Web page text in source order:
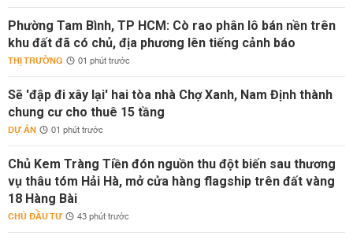
Phường Tam Bình, TP HCM: Cò rao phân lô bán nền trên
khu đất đã có chủ, địa phương lên tiếng cảnh báo
THỊ TRƯỜNG 01 phút trước
Sẽ 'đập đi xây lại' hai tòa nhà Chợ Xanh, Nam Định thành
chung cư cho thuê 15 tầng
DỰ ÁN 01 phút trước
Chủ Kem Tràng Tiền đón nguồn thu đột biến sau thương
vụ thâu tóm Hải Hà, mở cửa hàng flagship trên đất vàng
18 Hàng Bài
CHỦ ĐẦU TƯ 43 phút trước